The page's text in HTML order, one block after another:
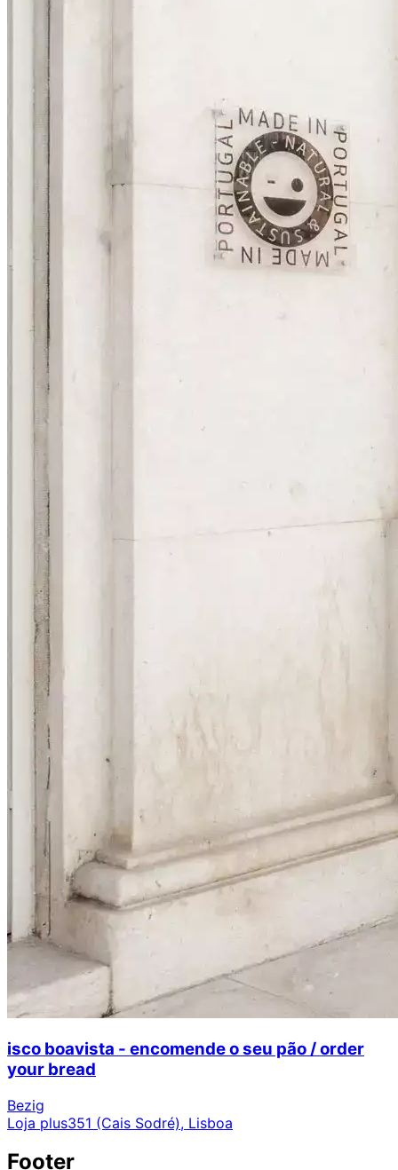
isco boavista - encomende o seu pão / order
your bread
Bezig
Loja plus351 (Cais Sodré), Lisboa
Footer